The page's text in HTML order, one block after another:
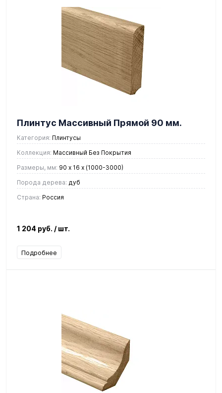
Плинтус Массивный Прямой 90 мм.
Категория: Плинтусы
Коллекция: Массивный Без Покрытия
Размеры, мм: 90 x 16 х (1000-3000)
Порода дерева: дуб
Страна: Россия
1 204 руб. / шт.
Подробнее